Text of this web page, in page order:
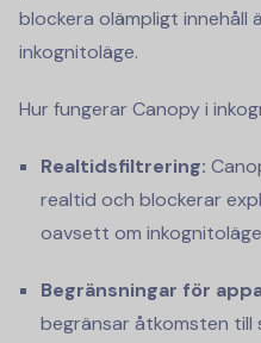
blockera olämpligt innehåll
inkognitoläge.
Hur fungerar Canopy i
Realtidsfiltrering:
realtid och blockerar
oavsett om
Begränsningar för
begränsar åtkomsten